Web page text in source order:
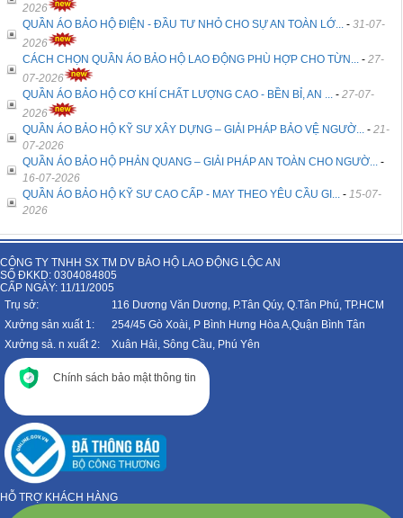
2026
QUẦN ÁO BẢO HỘ ĐIỆN - ĐẦU TƯ NHỎ CHO SỰ AN TOÀN LỚ... - 31-07-
2026
CÁCH CHỌN QUẦN ÁO BẢO HỘ LAO ĐỘNG PHÙ HỢP CHO TỪN... - 27-
07-2026
QUẦN ÁO BẢO HỘ CƠ KHÍ CHẤT LƯỢNG CAO - BỀN BỈ, AN ... - 27-07-
2026
QUẦN ÁO BẢO HỘ KỸ SƯ XÂY DỰNG – GIẢI PHÁP BẢO VỆ NGƯỜ... - 21-
07-2026
QUẦN ÁO BẢO HỘ PHẢN QUANG – GIẢI PHÁP AN TOÀN CHO NGƯỜ... -
16-07-2026
QUẦN ÁO BẢO HỘ KỸ SƯ CAO CẤP - MAY THEO YÊU CẦU GI... - 15-07-
2026
CÔNG TY TNHH SX TM DV BẢO HỘ LAO ĐỘNG LỘC AN
SỐ ĐKKD: 0304084805
CẤP NGÀY: 11/11/2005
Trụ sở:
116 Dương Văn Dương, P.Tân Qúy, Q.Tân Phú, TP.HCM
Xưởng sản xuất 1:
254/45 Gò Xoài, P Bình Hưng Hòa A,Quận Bình Tân
Xưởng sả. n xuất 2:
Xuân Hải, Sông Cầu, Phú Yên
Chính sách bảo mật thông tin
HỖ TRỢ KHÁCH HÀNG